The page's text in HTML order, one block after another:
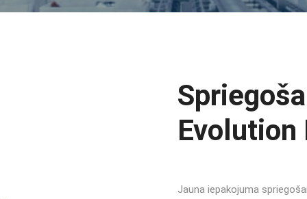
Evolution
Jauna iepakojuma